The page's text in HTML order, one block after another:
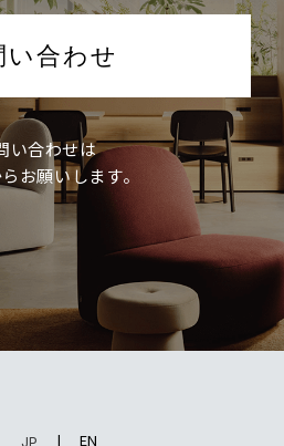
い合わせ
い合わせは
お願いします。
EN
JP